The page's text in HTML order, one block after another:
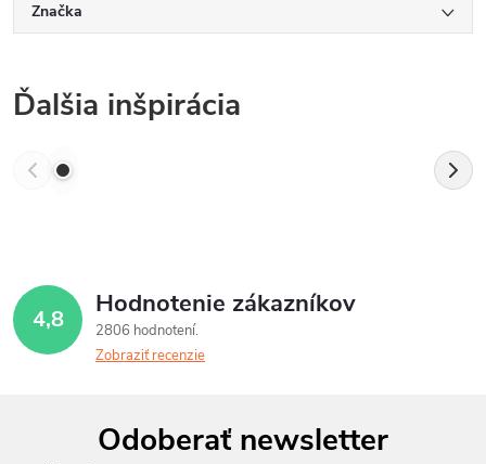
Značka
Ďalšia inšpirácia
4,8 Hodnotenie zákazníkov
2806 hodnotení
Zobraziť recenzie
Odoberať newsletter